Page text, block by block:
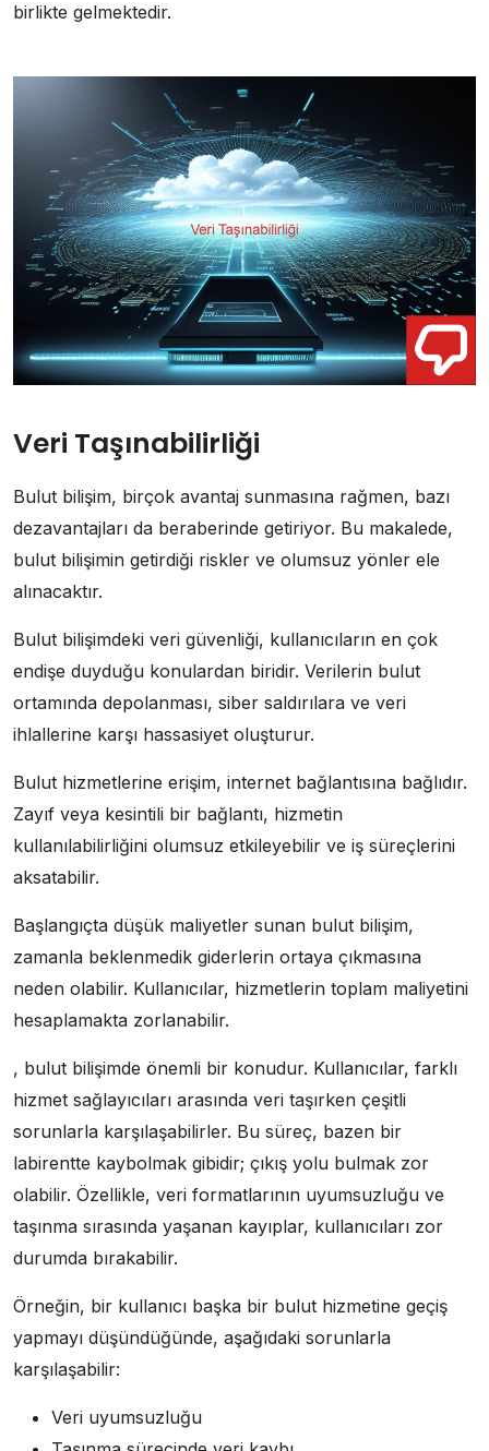
birlikte gelmektedir.
Veri Taşınabilirliği
Bulut bilişim, birçok avantaj sunmasına rağmen, bazı
dezavantajları da beraberinde getiriyor. Bu makalede,
bulut bilişimin getirdiği riskler ve olumsuz yönler ele
alınacaktır.
Bulut bilişimdeki veri güvenliği, kullanıcıların en çok
endişe duyduğu konulardan biridir. Verilerin bulut
ortamında depolanması, siber saldırılara ve veri
ihlallerine karşı hassasiyet oluşturur.
Bulut hizmetlerine erişim, internet bağlantısına bağlıdır.
Zayıf veya kesintili bir bağlantı, hizmetin
kullanılabilirliğini olumsuz etkileyebilir ve iş süreçlerini
aksatabilir.
Başlangıçta düşük maliyetler sunan bulut bilişim,
zamanla beklenmedik giderlerin ortaya çıkmasına
neden olabilir. Kullanıcılar, hizmetlerin toplam maliyetini
hesaplamakta zorlanabilir.
, bulut bilişimde önemli bir konudur. Kullanıcılar, farklı
hizmet sağlayıcıları arasında veri taşırken çeşitli
sorunlarla karşılaşabilirler. Bu süreç, bazen bir
labirentte kaybolmak gibidir; çıkış yolu bulmak zor
olabilir. Özellikle, veri formatlarının uyumsuzluğu ve
taşınma sırasında yaşanan kayıplar, kullanıcıları zor
durumda bırakabilir.
Örneğin, bir kullanıcı başka bir bulut hizmetine geçiş
yapmayı düşündüğünde, aşağıdaki sorunlarla
karşılaşabilir:
Veri uyumsuzluğu